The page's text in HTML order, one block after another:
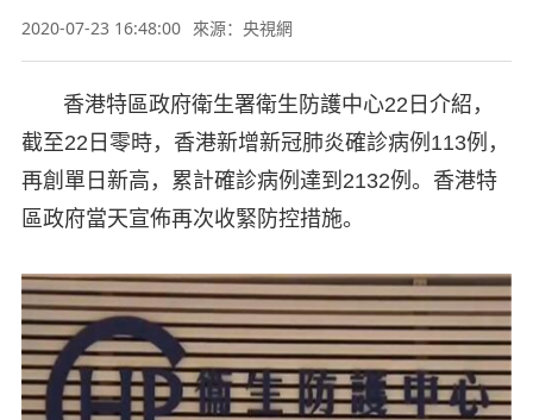
2020-07-23 16:48:00 來源：央視網
香港特區政府衛生署衛生防護中心22日介紹，
截至22日零時，香港新增新冠肺炎確診病例113例，
再創單日新高，累計確診病例達到2132例。香港特
區政府當天宣佈再次收緊防控措施。